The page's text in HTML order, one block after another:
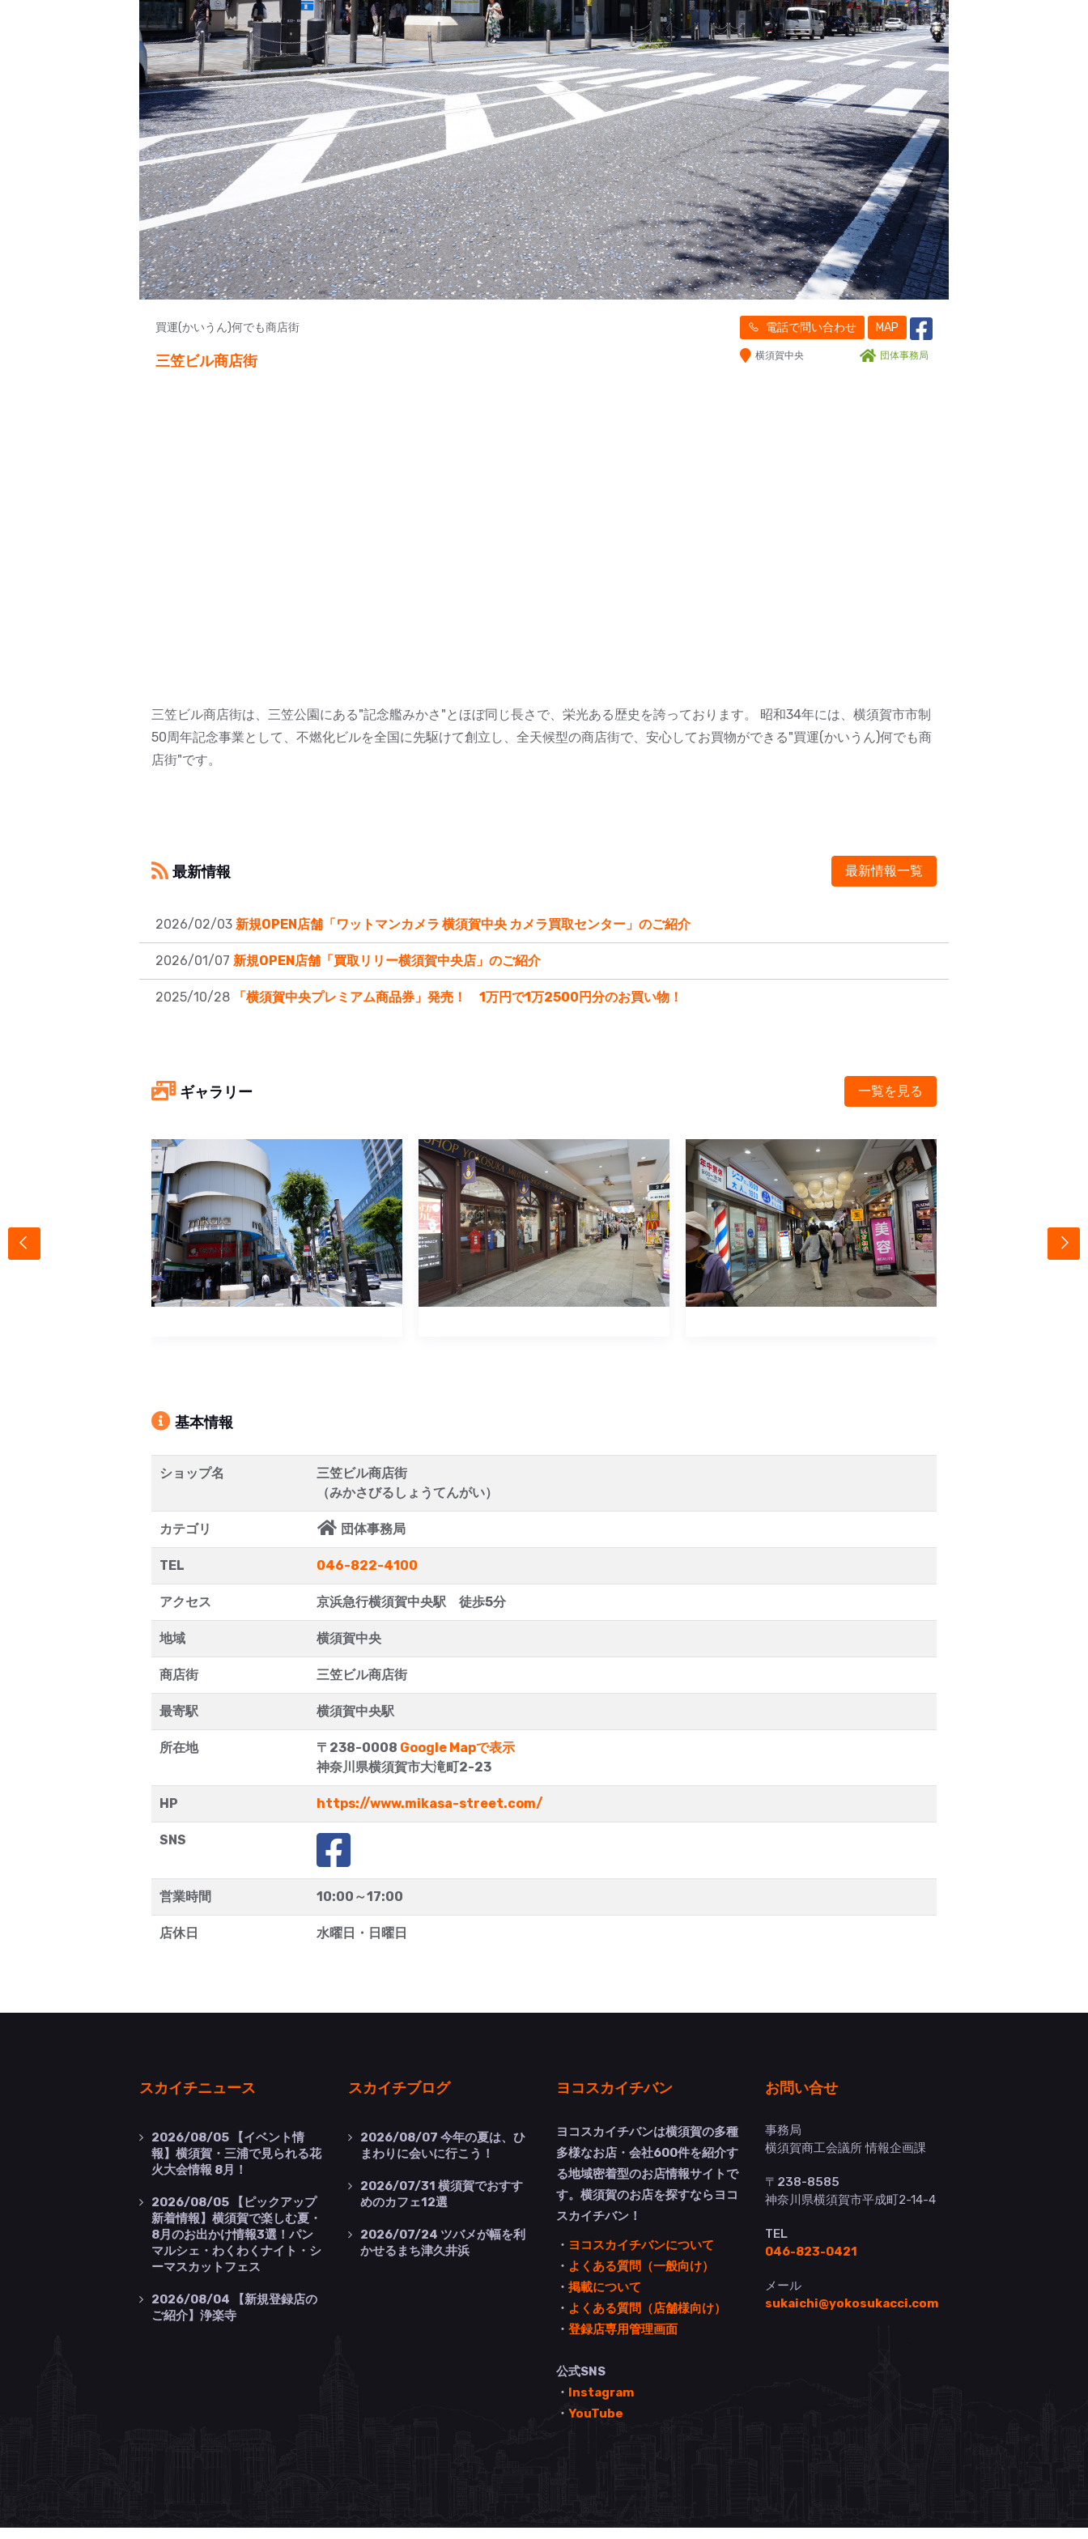
買運(かいうん)何でも商店街
三笠ビル商店街
電話で問い合わせ MAP
横須賀中央 団体事務局
三笠ビル商店街は、三笠公園にある"記念艦みかさ"とほぼ同じ長さで、栄光ある歴史を誇っております。 昭和34年には、横須賀市市制
50周年記念事業として、不燃化ビルを全国に先駆けて創立し、全天候型の商店街で、安心してお買物ができる"買運(かいうん)何でも商
店街"です。
最新情報 最新情報一覧
2026/02/03 新規OPEN店舗「ワットマンカメラ 横須賀中央 カメラ買取センター」のご紹介
2026/01/07 新規OPEN店舗「買取リリー横須賀中央店」のご紹介
2025/10/28 「横須賀中央プレミアム商品券」発売！ 1万円で1万2500円分のお買い物！
ギャラリー 一覧を見る
基本情報
ショップ名
三笠ビル商店街
（みかさびるしょうてんがい）
カテゴリ 団体事務局
TEL 046-822-4100
アクセス 京浜急行横須賀中央駅 徒歩5分
地域 横須賀中央
商店街 三笠ビル商店街
最寄駅 横須賀中央駅
所在地 〒238-0008 Google Mapで表示
神奈川県横須賀市大滝町2-23
HP https://www.mikasa-street.com/
SNS
営業時間 10:00～17:00
店休日 水曜日・日曜日
スカイチニュース
2026/08/05 【イベント情
報】横須賀・三浦で見られる花
火大会情報 8月！
2026/08/05 【ピックアップ
新着情報】横須賀で楽しむ夏・
8月のお出かけ情報3選！パン
マルシェ・わくわくナイト・シ
ーマスカットフェス
2026/08/04 【新規登録店の
ご紹介】浄楽寺
スカイチブログ
2026/08/07 今年の夏は、ひ
まわりに会いに行こう！
2026/07/31 横須賀でおすす
めのカフェ12選
2026/07/24 ツバメが幅を利
かせるまち津久井浜
ヨコスカイチバン
ヨコスカイチバンは横須賀の多種
多様なお店・会社600件を紹介す
る地域密着型のお店情報サイトで
す。横須賀のお店を探すならヨコ
スカイチバン！
・ ヨコスカイチバンについて
・ よくある質問（一般向け）
・ 掲載について
・ よくある質問（店舗様向け）
・ 登録店専用管理画面
公式SNS
・ Instagram
・ YouTube
お問い合せ
事務局
横須賀商工会議所 情報企画課
〒238-8585
神奈川県横須賀市平成町2-14-4
TEL
046-823-0421
メール
sukaichi@yokosukacci.com